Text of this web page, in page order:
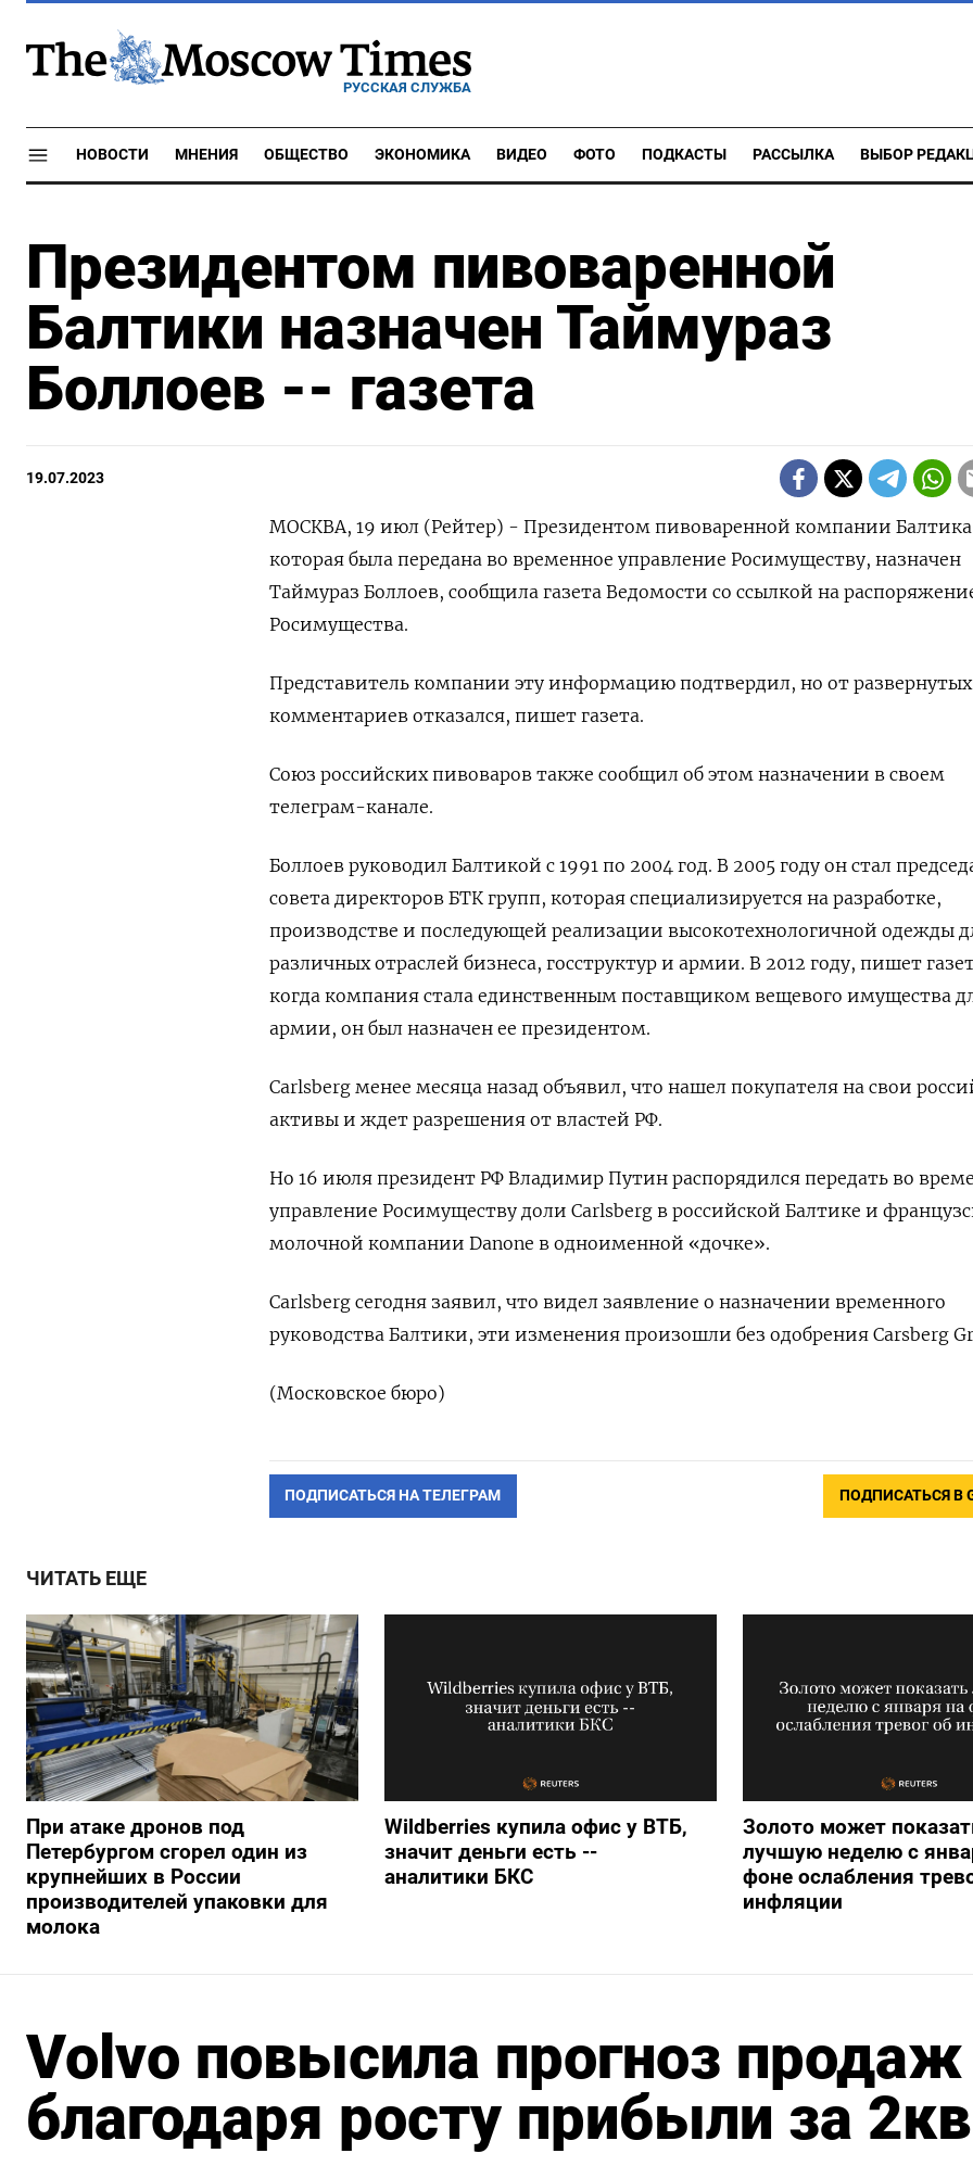
РУССКАЯ СЛУЖБА
НОВОСТИ МНЕНИЯ ОБЩЕСТВО ЭКОНОМИКА ВИДЕО ФОТО ПОДКАСТЫ РАССЫЛКА ВЫБОР
Президентом пивоваренной
Балтики назначен Таймураз
Боллоев -- газета
19.07.2023
МОСКВА, 19 июл (Рейтер) - Президентом пивоваренной компании
которая была передана во временное управление Росимуществу, назначен
Таймураз Боллоев, сообщила газета Ведомости со ссылкой на
Росимущества.
Представитель компании эту информацию подтвердил, но от развернутых
комментариев отказался, пишет газета.
Союз российских пивоваров также сообщил об этом назначении в своем
телеграм-канале.
Боллоев руководил Балтикой с 1991 по 2004 год. В 2005 году он стал
совета директоров БТК групп, которая специализируется на разработке,
производстве и последующей реализации высокотехнологичной одежды
различных отраслей бизнеса, госструктур и армии. В 2012 году, пишет
когда компания стала единственным поставщиком вещевого имущества
армии, он был назначен ее президентом.
Carlsberg менее месяца назад объявил, что нашел покупателя на свои
активы и ждет разрешения от властей РФ.
Но 16 июля президент РФ Владимир Путин распорядился передать во
управление Росимуществу доли Carlsberg в российской Балтике и
молочной компании Danone в одноименной «дочке».
Carlsberg сегодня заявил, что видел заявление о назначении временного
руководства Балтики, эти изменения произошли без одобрения Carsberg
(Московское бюро)
ПОДПИСАТЬСЯ НА ТЕЛЕГРАМ ПОДПИСАТЬСЯ В
ЧИТАТЬ ЕЩЕ
При атаке дронов под
Петербургом сгорел один из
крупнейших в России
производителей упаковки для
молока
Wildberries купила офис у ВТБ,
значит деньги есть --
аналитики БКС
Золото может
лучшую неделю с
фоне ослабления
инфляции
Volvo повысила прогноз продаж
благодаря росту прибыли за 2кв